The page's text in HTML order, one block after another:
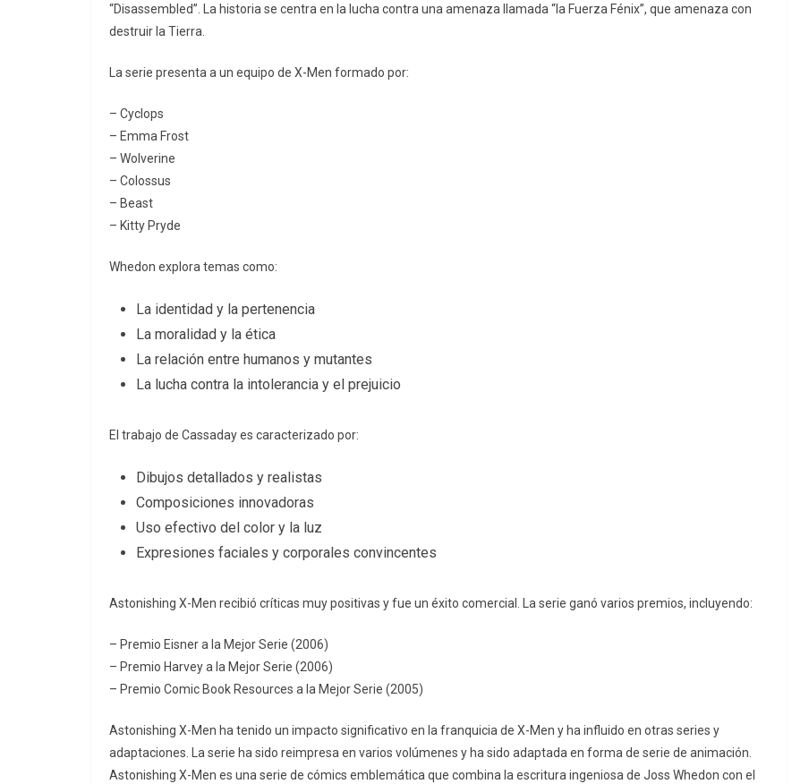
“Disassembled”. La historia se centra en la lucha contra una amenaza llamada “la Fuerza Fénix”, que amenaza con
destruir la Tierra.
La serie presenta a un equipo de X-Men formado por:
– Cyclops
– Emma Frost
– Wolverine
– Colossus
– Beast
– Kitty Pryde
Whedon explora temas como:
La identidad y la pertenencia
La moralidad y la ética
La relación entre humanos y mutantes
La lucha contra la intolerancia y el prejuicio
El trabajo de Cassaday es caracterizado por:
Dibujos detallados y realistas
Composiciones innovadoras
Uso efectivo del color y la luz
Expresiones faciales y corporales convincentes
Astonishing X-Men recibió críticas muy positivas y fue un éxito comercial. La serie ganó varios premios, incluyendo:
– Premio Eisner a la Mejor Serie (2006)
– Premio Harvey a la Mejor Serie (2006)
– Premio Comic Book Resources a la Mejor Serie (2005)
Astonishing X-Men ha tenido un impacto significativo en la franquicia de X-Men y ha influido en otras series y
adaptaciones. La serie ha sido reimpresa en varios volúmenes y ha sido adaptada en forma de serie de animación.
Astonishing X-Men es una serie de cómics emblemática que combina la escritura ingeniosa de Joss Whedon con el